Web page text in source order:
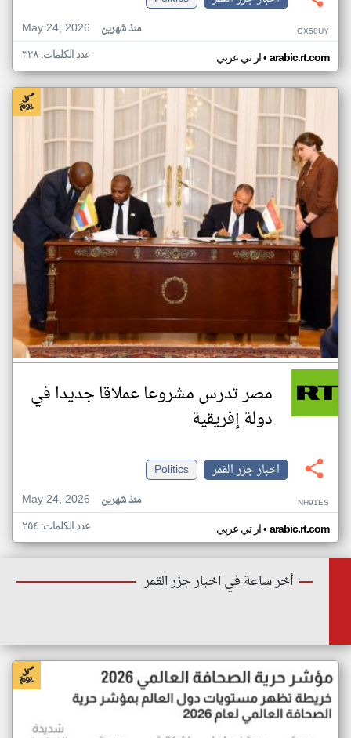
May 24, 2026
منذ شهرين OX58UY
ار تي عربي• arabic.rt.com عدد الكلمات: ٣٢٨
مصر تدرس مشروعا عملاقا جديدا في
دولة إفريقية
اخبار جزر القمر
Politics
May 24, 2026
منذ شهرين NH91ES
ار تي عربي• arabic.rt.com عدد الكلمات: ٢٥٤
أخر ساعة في اخبار جزر القمر